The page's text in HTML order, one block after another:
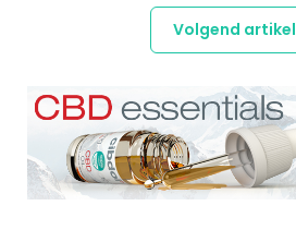
Volgend artikel